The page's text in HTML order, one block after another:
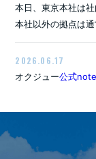
本日、東京本社は
本社以外の拠点は
2026.06.17
オクジュー公式note